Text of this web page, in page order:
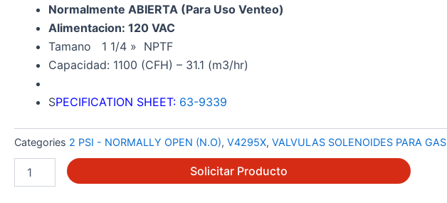
Normalmente ABIERTA (Para Uso Venteo)
Alimentacion: 120 VAC
Tamano 1 1/4 » NPTF
Capacidad: 1100 (CFH) – 31.1 (m3/hr)
SPECIFICATION SHEET: 63-9339
Categories 2 PSI - NORMALLY OPEN (N.O), V4295X, VALVULAS SOLENOIDES PARA GAS
V4295S1021
cantidad
Solicitar Producto